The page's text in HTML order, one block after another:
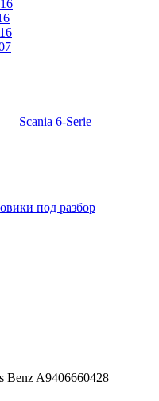
Scania 6-Serie
под разбор
Benz A9406660428